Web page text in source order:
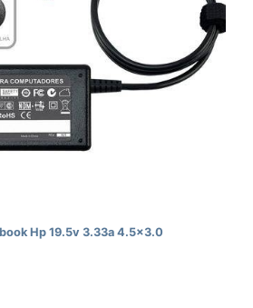
Hp 19.5v 3.33a 4.5x3.0